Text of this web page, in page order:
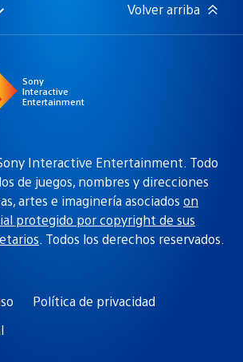
Volver arriba
Sony
Interactive
Entertainment
Interactive Entertainment. Todo
de juegos, nombres y direcciones
artes e imaginería asociados on
protegido por copyright de sus
. Todos los derechos reservados.
Política de privacidad